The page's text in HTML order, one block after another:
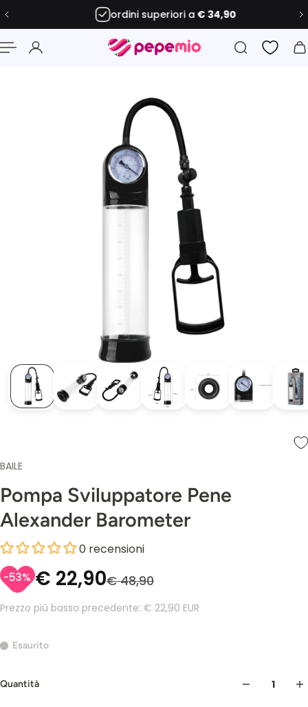
contenuto ordini superiori a€ 34,90
BAILE
Pompa Sviluppatore Pene
Alexander Barometer
0 recensioni
-53% € 22,90€ 48,90
Prezzo più basso precedente: € 22,90 EUR
Esaurito
Quantità